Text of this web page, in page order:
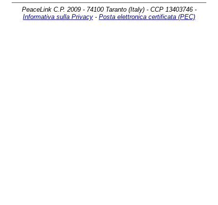
PeaceLink C.P. 2009 - 74100 Taranto (Italy) - CCP 13403746 -
Informativa sulla Privacy - Posta elettronica certificata (PEC)